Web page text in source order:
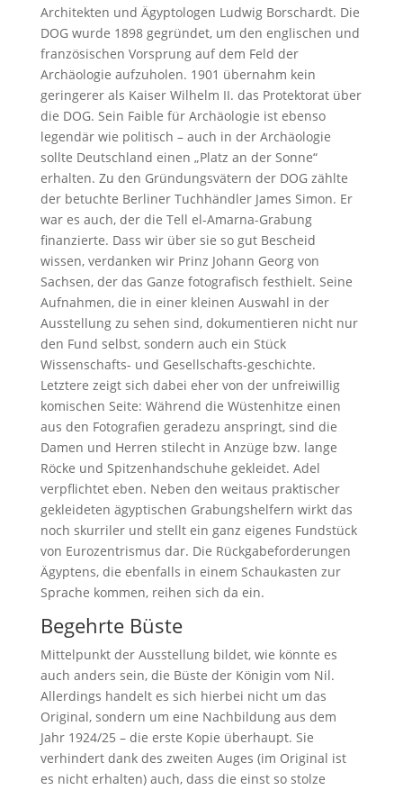
Architekten und Ägyptologen Ludwig Borschardt. Die
DOG wurde 1898 gegründet, um den englischen und
französischen Vorsprung auf dem Feld der
Archäologie aufzuholen. 1901 übernahm kein
geringerer als Kaiser Wilhelm II. das Protektorat über
die DOG. Sein Faible für Archäologie ist ebenso
legendär wie politisch – auch in der Archäologie
sollte Deutschland einen „Platz an der Sonne“
erhalten. Zu den Gründungsvätern der DOG zählte
der betuchte Berliner Tuchhändler James Simon. Er
war es auch, der die Tell el-Amarna-Grabung
finanzierte. Dass wir über sie so gut Bescheid
wissen, verdanken wir Prinz Johann Georg von
Sachsen, der das Ganze fotografisch festhielt. Seine
Aufnahmen, die in einer kleinen Auswahl in der
Ausstellung zu sehen sind, dokumentieren nicht nur
den Fund selbst, sondern auch ein Stück
Wissenschafts- und Gesellschafts-geschichte.
Letztere zeigt sich dabei eher von der unfreiwillig
komischen Seite: Während die Wüstenhitze einen
aus den Fotografien geradezu anspringt, sind die
Damen und Herren stilecht in Anzüge bzw. lange
Röcke und Spitzenhandschuhe gekleidet. Adel
verpflichtet eben. Neben den weitaus praktischer
gekleideten ägyptischen Grabungshelfern wirkt das
noch skurriler und stellt ein ganz eigenes Fundstück
von Eurozentrismus dar. Die Rückgabeforderungen
Ägyptens, die ebenfalls in einem Schaukasten zur
Sprache kommen, reihen sich da ein.
Begehrte Büste
Mittelpunkt der Ausstellung bildet, wie könnte es
auch anders sein, die Büste der Königin vom Nil.
Allerdings handelt es sich hierbei nicht um das
Original, sondern um eine Nachbildung aus dem
Jahr 1924/25 – die erste Kopie überhaupt. Sie
verhindert dank des zweiten Auges (im Original ist
es nicht erhalten) auch, dass die einst so stolze